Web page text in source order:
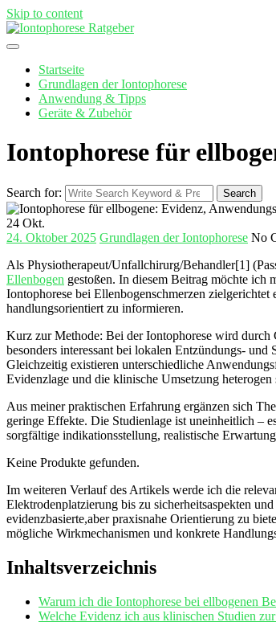
Skip to content
Startseite
Grundlagen der Iontophorese
Anwendung & Tipps
Geräte & Zubehör
Iontophorese für
Search for: Search
24 Okt.
24. Oktober 2025 Grundlagen der Iontophorese No
Als Physiotherapeut/Unfallchirurg/Behandler[1]
Ellenbogen gestoßen. ⁤In diesem​ Beitrag möchte
Iontophorese ‌bei Ellenbogenschmerzen
handlungsorientiert zu ⁣informieren.
Kurz zur Methode: Bei der Iontophorese​ wird durch
besonders interessant⁤ bei ‍lokalen Entzündungs-
Gleichzeitig​ existieren‌ unterschiedliche⁢
Evidenzlage und die ⁣klinische Umsetzung heterogen⁣
Aus meiner praktischen Erfahrung ergänzen‌ sich
geringe Effekte. Die Studienlage​ ist uneinheitlich –
sorgfältige ⁤indikationsstellung, realistische⁣
Keine Produkte gefunden.
Im weiteren ⁢Verlauf des Artikels werde ich die
Elektrodenplatzierung bis ‍zu ‍sicherheitsaspekten
evidenzbasierte,aber praxisnahe Orientierung zu
mögliche Wirkmechanismen und konkrete‍
Inhaltsverzeichnis
Warum ich​ die Iontophorese bei ellbogenen
Welche Evidenz ‍ich ​aus klinischen Studien